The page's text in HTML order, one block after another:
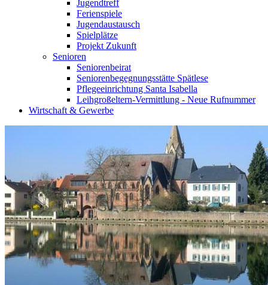
Jugendtreff
Ferienspiele
Jugendaustausch
Spielplätze
Projekt Zukunft
Senioren
Seniorenbeirat
Seniorenbegegnungsstätte Spätlese
Pflegeeinrichtung Santa Isabella
Leihgroßeltern-Vermittlung - Neue Rufnummer
Wirtschaft & Gewerbe